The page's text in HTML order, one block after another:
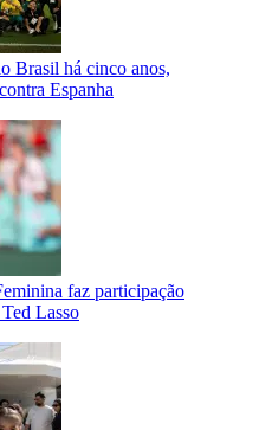
Brasil há cinco anos,
Espanha
faz participação
Lasso